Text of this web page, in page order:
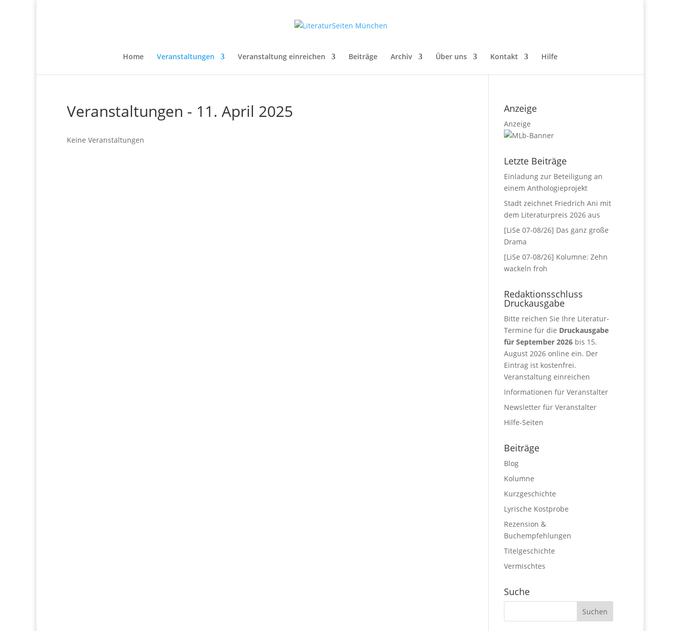
Home Veranstaltungen Veranstaltung einreichen Beiträge Archiv Über uns Kontakt Hilfe
Veranstaltungen - 11. April 2025
Keine Veranstaltungen
Anzeige
Anzeige
Letzte Beiträge
Einladung zur Beteiligung an
einem Anthologieprojekt
Stadt zeichnet Friedrich Ani mit
dem Literaturpreis 2026 aus
[LiSe 07-08/26] Das ganz große
Drama
[LiSe 07-08/26] Kolumne: Zehn
wackeln froh
Redaktionsschluss
Druckausgabe
Bitte reichen Sie Ihre Literatur-
Termine für die Druckausgabe
für September 2026 bis 15.
August 2026 online ein. Der
Eintrag ist kostenfrei.
Veranstaltung einreichen
Informationen für Veranstalter
Newsletter für Veranstalter
Hilfe-Seiten
Beiträge
Blog
Kolumne
Kurzgeschichte
Lyrische Kostprobe
Rezension &
Buchempfehlungen
Titelgeschichte
Vermischtes
Suche